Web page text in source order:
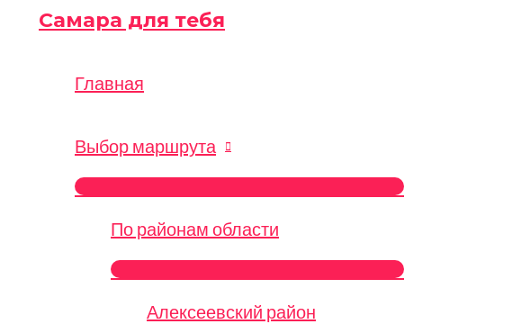
Перейти
Самара для тебя
Главная
Выбор маршрута
ПЕРЕКЛЮЧАТЕЛЬ
По районам области
ПЕРЕКЛЮЧАТЕЛЬ
МЕНЮ
Алексеевский район